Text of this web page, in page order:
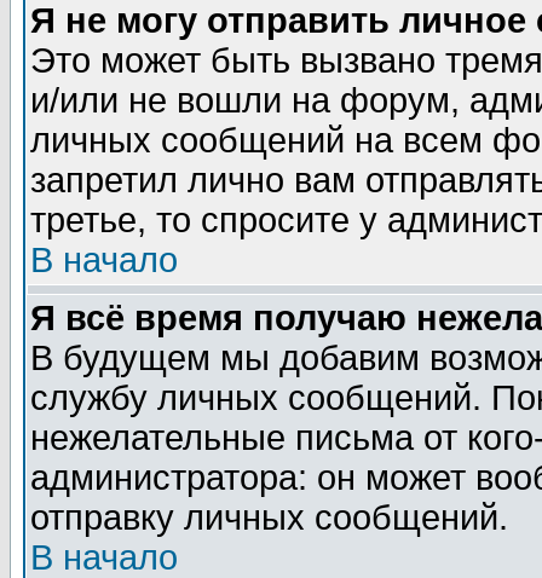
Я не могу отправить
Это может быть вызвано
и/или не вошли на форум,
личных сообщений на всем
запретил лично вам
третье, то спросите у
В начало
Я всё время получаю
В будущем мы добавим
службу личных сообщений.
нежелательные письма от
администратора: он может
отправку личных сообщений.
В начало